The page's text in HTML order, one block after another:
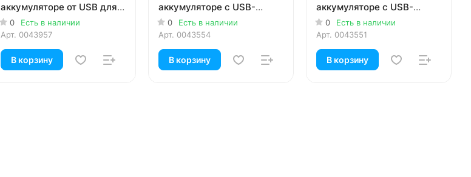
аккумуляторе от USB для
19л бутылей
0
Есть в наличии
Арт. 0043957
В корзину
аккумуляторе с USB-
адаптером для 19л
бутылей, голубая
0
Есть в наличии
Арт. 0043554
В корзину
аккумуляторе с USB-
адаптером для 19л
бутылей, черная
0
Есть в наличии
Арт. 0043551
В корзину